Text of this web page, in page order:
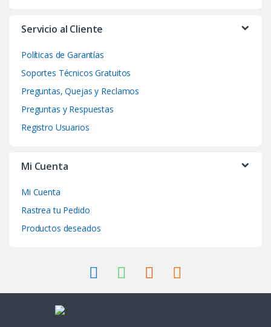
Servicio al Cliente
Políticas de Garantías
Soportes Técnicos Gratuitos
Preguntas, Quejas y Reclamos
Preguntas y Respuestas
Registro Usuarios
Mi Cuenta
Mi Cuenta
Rastrea tu Pedido
Productos deseados